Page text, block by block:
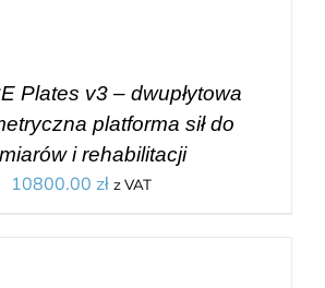
Plates v3 – dwupłytowa
platforma sił do
i rehabilitacji
10800.00 zł z VAT